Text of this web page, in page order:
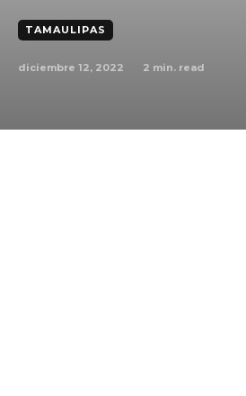
TAMAULIPAS
diciembre 12, 2022 2 min. read